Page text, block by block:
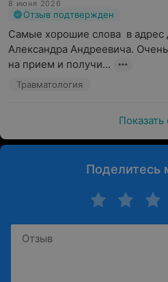
8 июня 2026
Отзыв подтвержден
Самые хорошие слова  в адрес
Александра Андреевича.
на прием и получи...
Травматология
Поделитесь